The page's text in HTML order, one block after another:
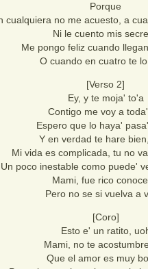
Porque
cualquiera no me acuesto, a
Ni le cuento mis
Me pongo feliz cuando
O cuando en cuatro te
[Verso 2]
Ey, y te moja' to'a
Contigo me voy a
Espero que lo haya'
Y en verdad te hare
Mi vida es complicada, tu no
Un poco inestable como puede'
Mami, fue rico
Pero no se si vuelva a
[Coro]
Esto e' un ratito,
Mami, no te
Que el amor es muy